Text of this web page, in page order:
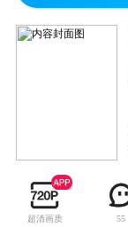
超清画质 55